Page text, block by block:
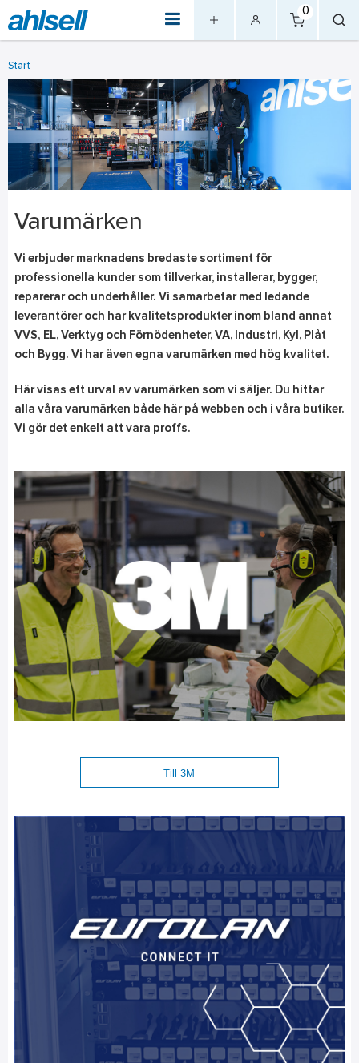
0
Start
Varumärken
Vi erbjuder marknadens bredaste sortiment för
professionella kunder som tillverkar, installerar, bygger,
reparerar och underhåller. Vi samarbetar med ledande
leverantörer och har kvalitetsprodukter inom bland annat
VVS, EL, Verktyg och Förnödenheter, VA, Industri, Kyl, Plåt
och Bygg. Vi har även egna varumärken med hög kvalitet.
Här visas ett urval av varumärken som vi säljer. Du hittar
alla våra varumärken både här på webben och i våra butiker.
Vi gör det enkelt att vara proffs.
Till 3M